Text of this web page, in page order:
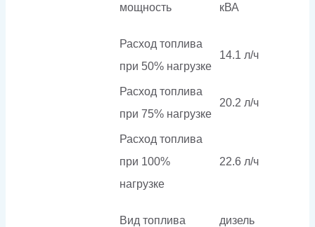
мощность
кВА
Расход топлива
при 50% нагрузке
14.1 л/ч
Расход топлива
при 75% нагрузке
20.2 л/ч
Расход топлива
при 100%
нагрузке
22.6 л/ч
Вид топлива дизель